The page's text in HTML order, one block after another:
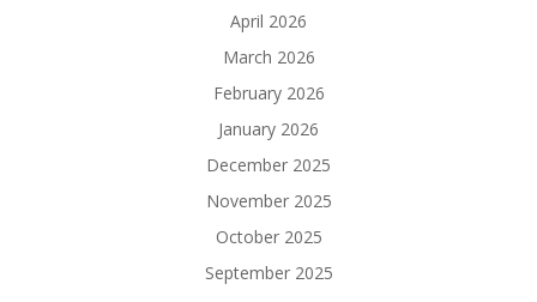
April 2026
March 2026
February 2026
January 2026
December 2025
November 2025
October 2025
September 2025